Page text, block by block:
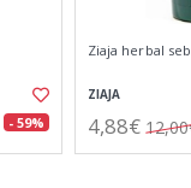
- 59%
Ziaja herbal
ZIAJA
4,88€